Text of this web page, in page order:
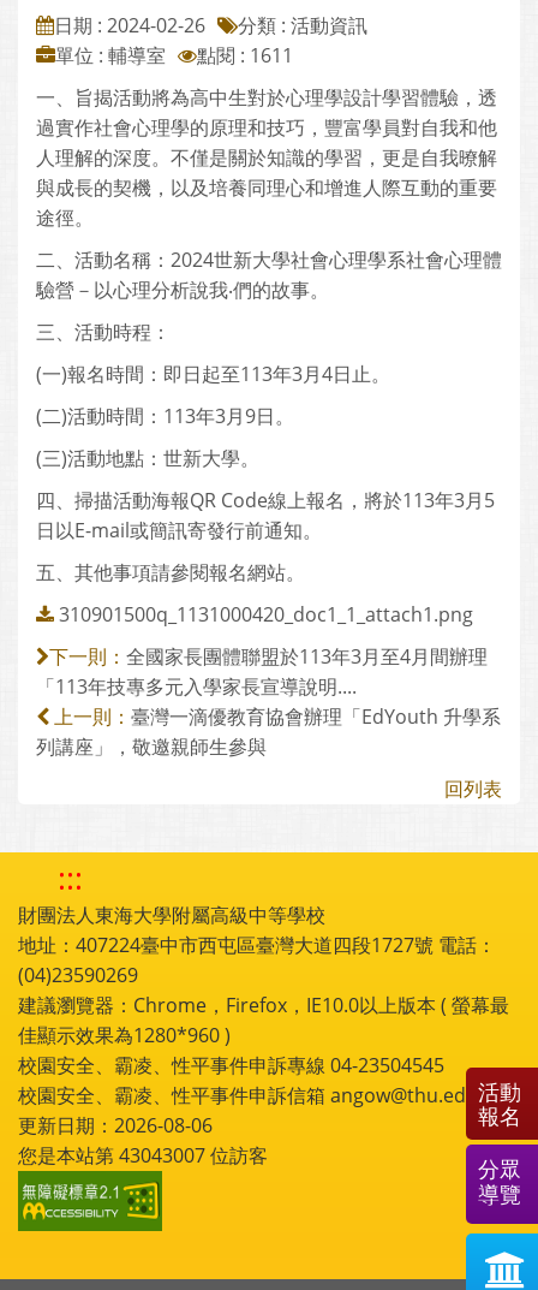
日期 : 2024-02-26
分類 : 活動資訊
單位 : 輔導室
點閱 : 1611
一、旨揭活動將為高中生對於心理學設計學習體驗，透
過實作社會心理學的原理和技巧，豐富學員對自我和他
人理解的深度。不僅是關於知識的學習，更是自我暸解
與成長的契機，以及培養同理心和增進人際互動的重要
途徑。
二、活動名稱：2024世新大學社會心理學系社會心理體
驗營－以心理分析說我‧們的故事。
三、活動時程：
(一)報名時間：即日起至113年3月4日止。
(二)活動時間：113年3月9日。
(三)活動地點：世新大學。
四、掃描活動海報QR Code線上報名，將於113年3月5
日以E-mail或簡訊寄發行前通知。
五、其他事項請參閱報名網站。
310901500q_1131000420_doc1_1_attach1.png
下一則： 全國家長團體聯盟於113年3月至4月間辦理
「113年技專多元入學家長宣導說明....
上一則： 臺灣一滴優教育協會辦理「EdYouth 升學系
列講座」，敬邀親師生參與
回列表
:::
財團法人東海大學附屬高級中等學校
地址：407224臺中市西屯區臺灣大道四段1727號 電話：
(04)23590269
建議瀏覽器：Chrome，Firefox，IE10.0以上版本 ( 螢幕最
佳顯示效果為1280*960 )
校園安全、霸凌、性平事件申訴專線 04-23504545
校園安全、霸凌、性平事件申訴信箱 angow@thu.edu.tw
更新日期：2026-08-06
您是本站第43043007位訪客
活動
報名
分眾
導覽